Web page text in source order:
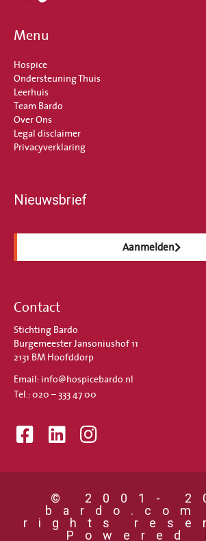
Menu
Hospice
Ondersteuning Thuis
Leerhuis
Team Bardo
Over Ons
Legal disclaimer
Privacyverklaring
Nieuwsbrief
Aanmelden
Contact
Stichting Bardo
Burgemeester Jansoniushof 11
2131 BM Hoofddorp
Email: info@hospicebardo.nl
Tel.: 020 – 333 47 00
© 2001-
rights
Powered